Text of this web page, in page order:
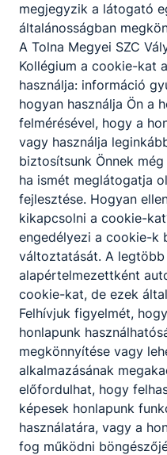
A SZAKKÉPZETTSÉGGEL
komplex
felméri a
árut és a
segíti a
közreműködik
folyamatában,
és megrendeli
ellátja az
raktározásával,
feladatokat;
kialakítja és
kezeli a
használatos
alkalmazásokat;
elvégzi az
kapcsolódó
szakszerűen
kezeli a vevői
kezeli a
gépeket,
megjegyzik a látogató
általánosságban
A Tolna Megyei SZC
Kollégium a cookie-kat
használja: információ
hogyan használja Ön a
felmérésével, hogy a
vagy használja
biztosítsunk Önnek
ha ismét meglátogatja
fejlesztése. Hogyan
kikapcsolni a cookie-
engedélyezi a cookie-k
változtatását. A
alapértelmezettként
cookie-kat, de ezek
Felhívjuk figyelmét,
honlapunk
megkönnyítése vagy
alkalmazásának
előfordulhat, hogy
képesek honlapunk
használatára, vagy a
fog működni